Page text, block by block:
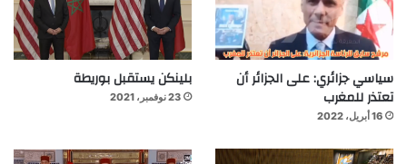
سياسي جزائري: على الجزائر أن
تعتذر للمغرب
16 أبريل، 2022
بلينكن يستقبل بوريطة
23 نوفمبر، 2021